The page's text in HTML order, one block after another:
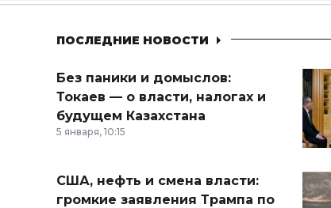
ПОСЛЕДНИЕ НОВОСТИ
Без паники и домыслов:
Токаев — о власти, налогах и
будущем Казахстана
5 января, 10:15
США, нефть и смена власти:
громкие заявления Трампа по